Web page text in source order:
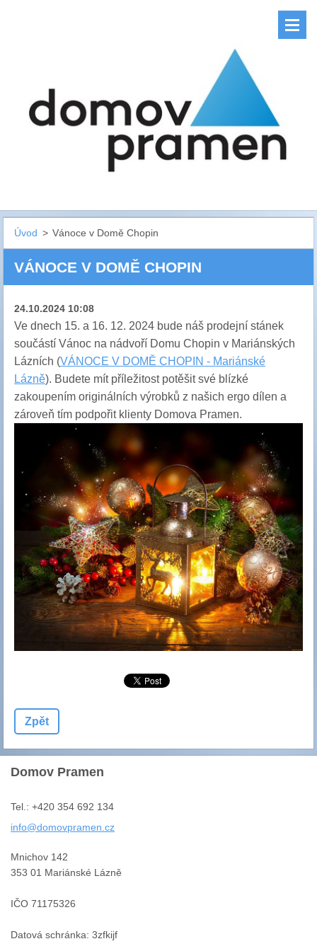
Úvod > Vánoce v Domě Chopin
VÁNOCE V DOMĚ CHOPIN
24.10.2024 10:08
Ve dnech 15. a 16. 12. 2024 bude náš prodejní stánek
součástí Vánoc na nádvoří Domu Chopin v Mariánských
Lázních (VÁNOCE V DOMĚ CHOPIN - Mariánské
Lázně). Budete mít příležitost potěšit své blízké
zakoupením originálních výrobků z našich ergo dílen a
zároveň tím podpořit klienty Domova Pramen.
Zpět
Domov Pramen
Tel.: +420 354 692 134
info@domovpramen .cz
Mnichov 142
353 01 Mariánské Lázně
IČO 71175326
Datová schránka: 3zfkijf